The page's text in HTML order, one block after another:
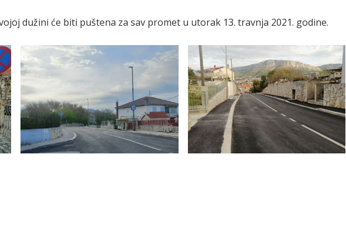
dužini će biti puštena za sav promet u utorak 13. travnja 2021. godine.